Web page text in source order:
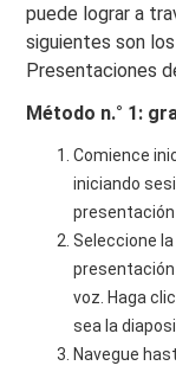
puede lograr a
siguientes son
Presentaciones
Método n.° 1:
Comience
iniciando
presentación
Seleccione
presentación
voz. Haga
sea la
Navegue